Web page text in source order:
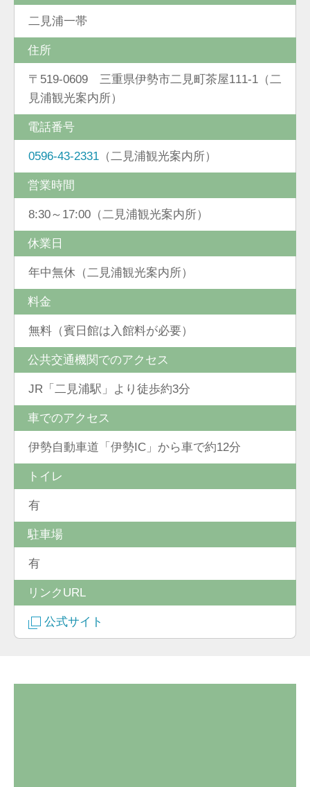
二見浦一帯
住所
〒519-0609 三重県伊勢市二見町茶屋111-1（二
見浦観光案内所）
電話番号
0596-43-2331 （二見浦観光案内所）
営業時間
8:30～17:00（二見浦観光案内所）
休業日
年中無休（二見浦観光案内所）
料金
無料（賓日館は入館料が必要）
公共交通機関でのアクセス
JR「二見浦駅」より徒歩約3分
車でのアクセス
伊勢自動車道「伊勢IC」から車で約12分
トイレ
有
駐車場
有
リンクURL
公式サイト